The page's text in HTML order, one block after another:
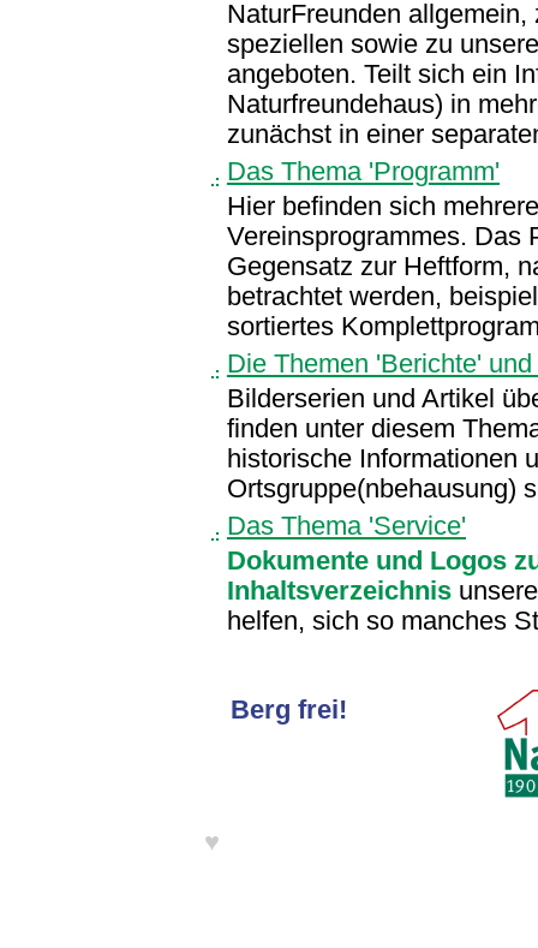
NaturFreunden
speziellen sowie zu
angeboten. Teilt sich ein
Naturfreundehaus) in
zunächst in einer
Das Thema 'Programm'
Hier befinden sich
Vereinsprogrammes. Das
Gegensatz zur Heftform,
betrachtet werden,
sortiertes
Die Themen 'Berichte'
Bilderserien und Artikel
finden unter diesem
historische Informationen
Ortsgruppe(nbehausung)
Das Thema 'Service'
Dokumente und Logos
Inhaltsverzeichnis
helfen, sich so manches
Berg frei!
♥